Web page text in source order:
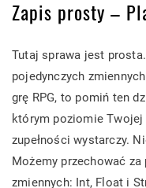
Zapis prosty –
Tutaj sprawa jest
pojedynczych
grę RPG, to pomiń ten
którym poziomie
zupełności wystarczy.
Możemy przechować
zmiennych: Int, Float i